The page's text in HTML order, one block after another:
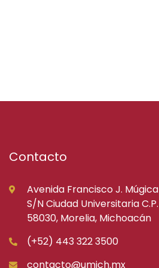
Contacto
Avenida Francisco J. Múgica
S/N Ciudad Universitaria C.P.
58030, Morelia, Michoacán
(+52) 443 322 3500
contacto@umich.mx